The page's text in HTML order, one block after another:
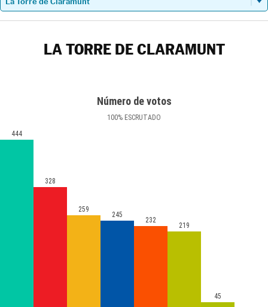
LA TORRE DE CLARAMUNT
Número de votos
100% ESCRUTADO
444
328
259
245
232
219
45